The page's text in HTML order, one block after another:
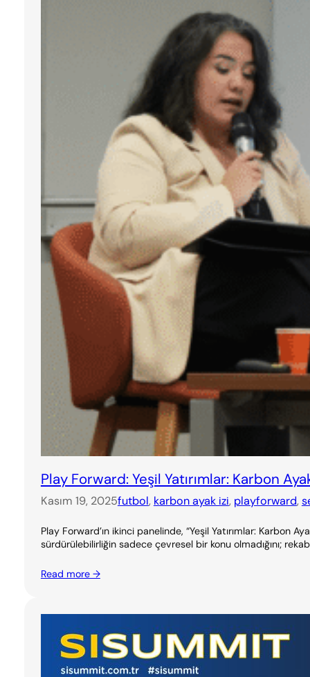
Play Forward: Yeşil Yatırımlar: Karbon
Kasım 19, 2025futbol, karbon ayak izi, playforward,
Play Forward’ın ikinci panelinde, “Yeşil Yatırımlar:
sürdürülebilirliğin sadece çevresel bir konu olmadığını;
Read more →